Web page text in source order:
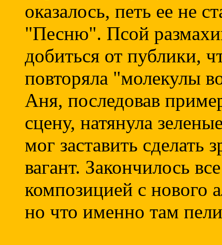
оказалось, петь ее не
"Песню". Псой
добиться от публики,
повторяла "молекулы
Аня, последовав
сцену, натянула
мог заставить
вагант. Закончилось
композицией с нового
но что именно там